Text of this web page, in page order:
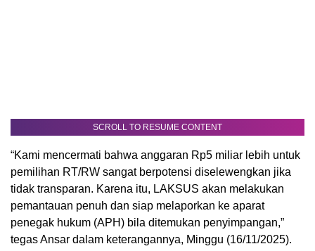
SCROLL TO RESUME CONTENT
“Kami mencermati bahwa anggaran Rp5 miliar lebih untuk
pemilihan RT/RW sangat berpotensi diselewengkan jika
tidak transparan. Karena itu, LAKSUS akan melakukan
pemantauan penuh dan siap melaporkan ke aparat
penegak hukum (APH) bila ditemukan penyimpangan,”
tegas Ansar dalam keterangannya, Minggu (16/11/2025).